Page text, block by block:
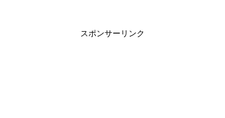
スポンサーリンク